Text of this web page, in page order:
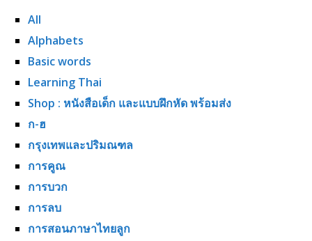
All
Alphabets
Basic words
Learning Thai
Shop : หนังสือเด็ก และแบบฝึกหัด พร้อมส่ง
ก-ฮ
กรุงเทพและปริมณฑล
การคูณ
การบวก
การลบ
การสอนภาษาไทยลูก